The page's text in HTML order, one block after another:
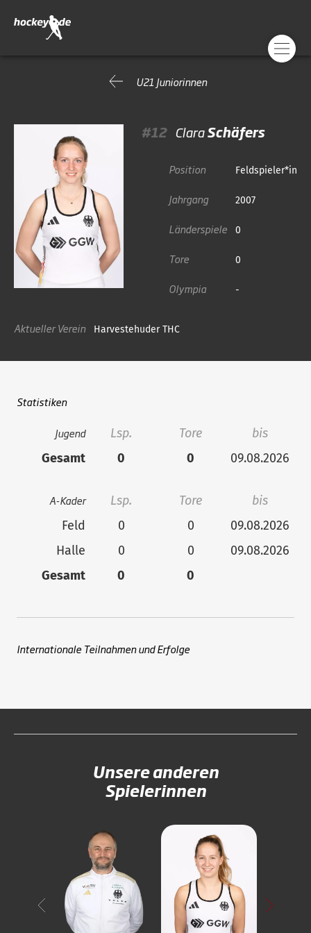
U21 Juniorinnen
#12 ClaraSchäfers
Position Feldspieler*in
Jahrgang 2007
Länderspiele 0
Tore 0
Olympia -
Aktueller Verein Harvestehuder THC
Statistiken
Jugend Lsp. Tore
bis
Gesamt
0 0 09.08.2026
A-Kader Lsp. Tore
bis
Feld
0 0
09.08.2026
Halle
0 0
09.08.2026
Gesamt
0 0
Internationale Teilnahmen und Erfolge
Unsere anderen
Spielerinnen